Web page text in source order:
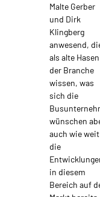
Malte Gerber
und Dirk
Klingberg
anwesend,
als alte
der Branche
wissen, was
sich die
wünschen
auch wie weit
die
in diesem
Bereich auf